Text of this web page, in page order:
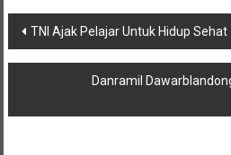
Post
navigation
TNI Ajak Pelajar Untuk Hidup Sehat
Danramil